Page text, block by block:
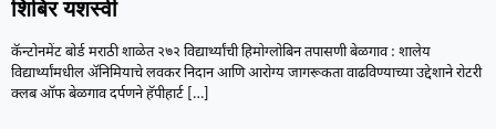
शिबिर यशस्वी
कॅन्टोनमेंट बोर्ड मराठी शाळेत २७२ विद्यार्थ्यांची हिमोग्लोबिन तपासणी बेळगाव : शालेय
विद्यार्थ्यांमधील ॲनिमियाचे लवकर निदान आणि आरोग्य जागरूकता वाढविण्याच्या उद्देशाने रोटरी
क्लब ऑफ बेळगाव दर्पणने हॅपीहार्ट […]